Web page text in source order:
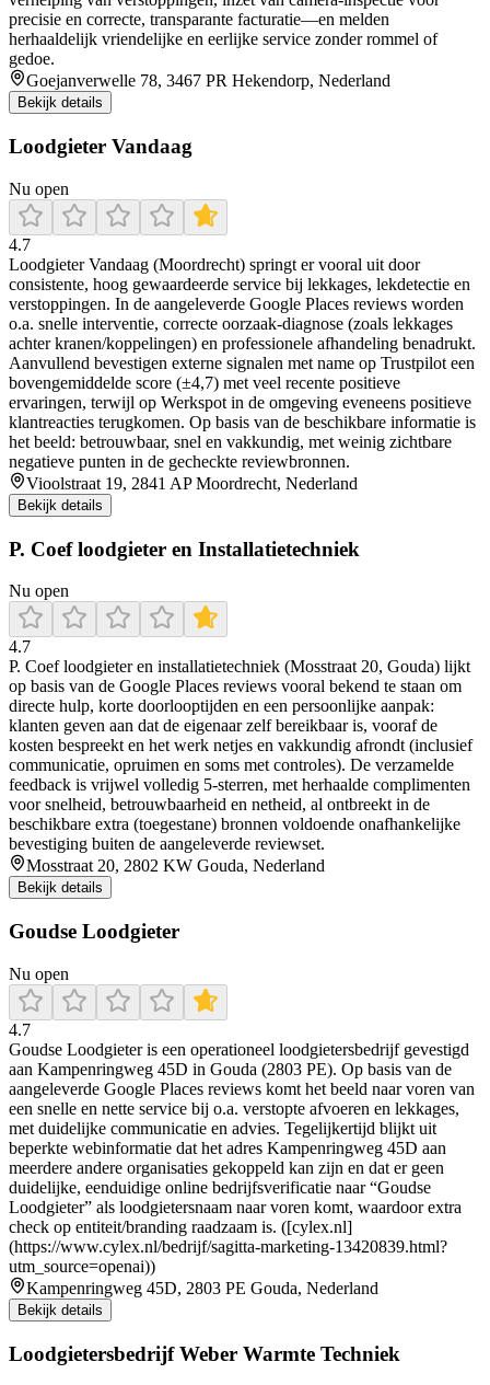
precisie en correcte, transparante facturatie—en melden
herhaaldelijk vriendelijke en eerlijke service zonder rommel of
gedoe.
Goejanverwelle 78, 3467 PR Hekendorp, Nederland
Bekijk details
Loodgieter Vandaag
Nu open
4.7
Loodgieter Vandaag (Moordrecht) springt er vooral uit door
consistente, hoog gewaardeerde service bij lekkages, lekdetectie en
verstoppingen. In de aangeleverde Google Places reviews worden
o.a. snelle interventie, correcte oorzaak-diagnose (zoals lekkages
achter kranen/koppelingen) en professionele afhandeling benadrukt.
Aanvullend bevestigen externe signalen met name op Trustpilot een
bovengemiddelde score (±4,7) met veel recente positieve
ervaringen, terwijl op Werkspot in de omgeving eveneens positieve
klantreacties terugkomen. Op basis van de beschikbare informatie is
het beeld: betrouwbaar, snel en vakkundig, met weinig zichtbare
negatieve punten in de gecheckte reviewbronnen.
Vioolstraat 19, 2841 AP Moordrecht, Nederland
Bekijk details
P. Coef loodgieter en Installatietechniek
Nu open
4.7
P. Coef loodgieter en installatietechniek (Mosstraat 20, Gouda) lijkt
op basis van de Google Places reviews vooral bekend te staan om
directe hulp, korte doorlooptijden en een persoonlijke aanpak:
klanten geven aan dat de eigenaar zelf bereikbaar is, vooraf de
kosten bespreekt en het werk netjes en vakkundig afrondt (inclusief
communicatie, opruimen en soms met controles). De verzamelde
feedback is vrijwel volledig 5-sterren, met herhaalde complimenten
voor snelheid, betrouwbaarheid en netheid, al ontbreekt in de
beschikbare extra (toegestane) bronnen voldoende onafhankelijke
bevestiging buiten de aangeleverde reviewset.
Mosstraat 20, 2802 KW Gouda, Nederland
Bekijk details
Goudse Loodgieter
Nu open
4.7
Goudse Loodgieter is een operationeel loodgietersbedrijf gevestigd
aan Kampenringweg 45D in Gouda (2803 PE). Op basis van de
aangeleverde Google Places reviews komt het beeld naar voren van
een snelle en nette service bij o.a. verstopte afvoeren en lekkages,
met duidelijke communicatie en advies. Tegelijkertijd blijkt uit
beperkte webinformatie dat het adres Kampenringweg 45D aan
meerdere andere organisaties gekoppeld kan zijn en dat er geen
duidelijke, eenduidige online bedrijfsverificatie naar “Goudse
Loodgieter” als loodgietersnaam naar voren komt, waardoor extra
check op entiteit/branding raadzaam is. ([cylex.nl]
(https://www.cylex.nl/bedrijf/sagitta-marketing-13420839.html?
utm_source=openai))
Kampenringweg 45D, 2803 PE Gouda, Nederland
Bekijk details
Loodgietersbedrijf Weber Warmte Techniek